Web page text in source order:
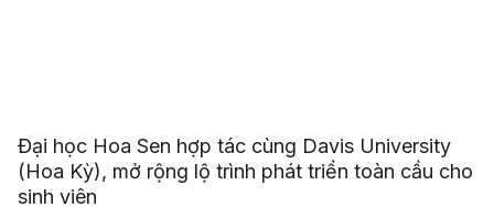
Đại học Hoa Sen hợp tác cùng Davis University
(Hoa Kỳ), mở rộng lộ trình phát triển toàn cầu cho
sinh viên